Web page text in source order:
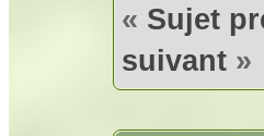
« Sujet
suivant »